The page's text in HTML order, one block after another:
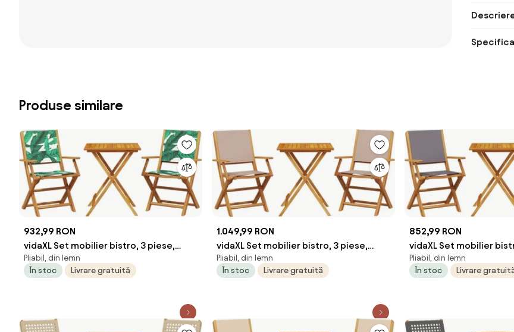
Produse similare
932,99 RON
vidaXL Set mobilier bistro, 3 piese,
textil model frunze/lemn masiv
Pliabil, din lemn
În stoc
Livrare gratuită
1.049,99 RON
vidaXL Set mobilier bistro, 3 piese,
textil taupe/lemn masiv
Pliabil, din lemn
În stoc
Livrare gratuită
852,99 RON
vidaXL Set mobilier
textil antracit/lemn
Pliabil, din lemn
În stoc
Livrare